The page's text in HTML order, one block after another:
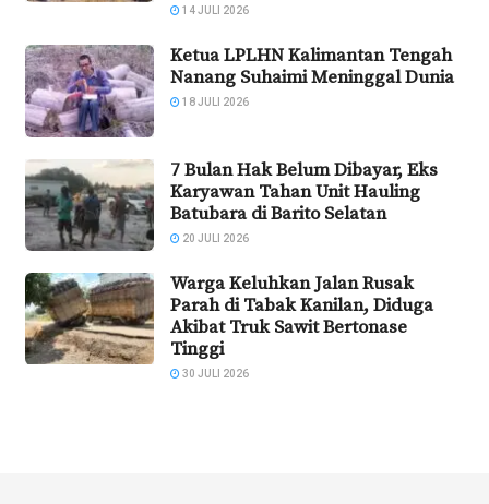
14 JULI 2026
Ketua LPLHN Kalimantan Tengah
Nanang Suhaimi Meninggal Dunia
18 JULI 2026
7 Bulan Hak Belum Dibayar, Eks
Karyawan Tahan Unit Hauling
Batubara di Barito Selatan
20 JULI 2026
Warga Keluhkan Jalan Rusak
Parah di Tabak Kanilan, Diduga
Akibat Truk Sawit Bertonase
Tinggi
30 JULI 2026